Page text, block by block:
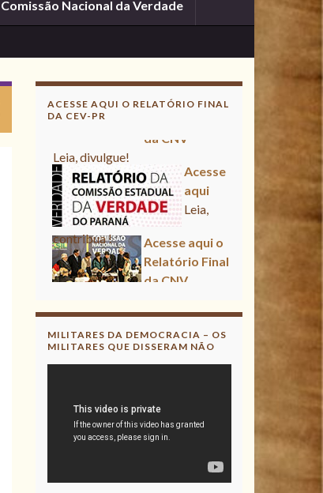
Comissão Nacional da Verdade
ACESSE AQUI O RELATÓRIO FINAL
DA CEV-PR
Acesse aqui
Leia, contribua !
Acesse aqui o Relatório Final
da CNV
Leia, divulgue!
Leia, contribua !
MILITARES DA DEMOCRACIA – OS
MILITARES QUE DISSERAM NÃO